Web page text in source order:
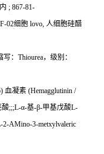
; 867-81-
02细胞 lovo, 人细胞硅醋
： Thiourea，级别：
血凝素 (Hemagglutinin /
酸;;;L-α-基-β-甲基戊酸L-
2-AMino-3-metxylvaleric